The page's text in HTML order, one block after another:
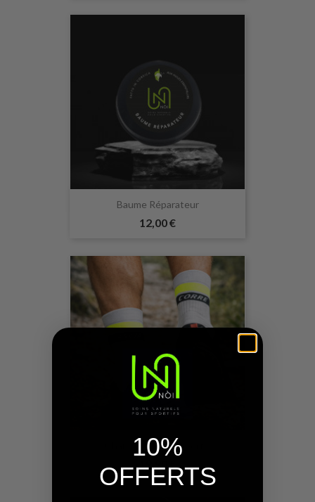
Baume Réparateur
12,00 €
Chaussettes De Sport...
10%
OFFERTS